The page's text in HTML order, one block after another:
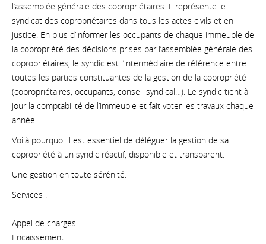
l’assemblée générale des copropriétaires. Il représente le
syndicat des copropriétaires dans tous les actes civils et en
justice. En plus d’informer les occupants de chaque immeuble de
la copropriété des décisions prises par l’assemblée générale des
copropriétaires, le syndic est l’intermédiaire de référence entre
toutes les parties constituantes de la gestion de la copropriété
(copropriétaires, occupants, conseil syndical…). Le syndic tient à
jour la comptabilité de l’immeuble et fait voter les travaux chaque
année.
Voilà pourquoi il est essentiel de déléguer la gestion de sa
copropriété à un syndic réactif, disponible et transparent.
Une gestion en toute sérénité.
Services :
Appel de charges
Encaissement